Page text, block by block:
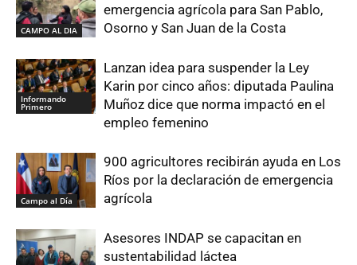
CAMPO AL DIA
emergencia agrícola para San Pablo,
Osorno y San Juan de la Costa
Informando
Primero
Lanzan idea para suspender la Ley
Karin por cinco años: diputada Paulina
Muñoz dice que norma impactó en el
empleo femenino
Campo al Día
900 agricultores recibirán ayuda en Los
Ríos por la declaración de emergencia
agrícola
Asesores INDAP se capacitan en
sustentabilidad láctea